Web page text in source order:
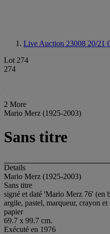
Live Auction 23008 20/21
Lot 274
274
2 More
Mario Merz (1925-2003)
Sans titre
Details
Mario Merz (1925-2003)
Sans titre
signé et daté 'Mario Merz 76' (en
argile, pastel, marqueur, crayon
papier
69.7 x 99.7 cm.
Exécuté en 1976